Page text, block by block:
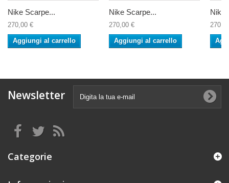
Nike Scarpe...
270,00 €
Aggiungi al carrello
Nike Scarpe...
270,00 €
Aggiungi al carrello
Nike
Newsletter
Categorie